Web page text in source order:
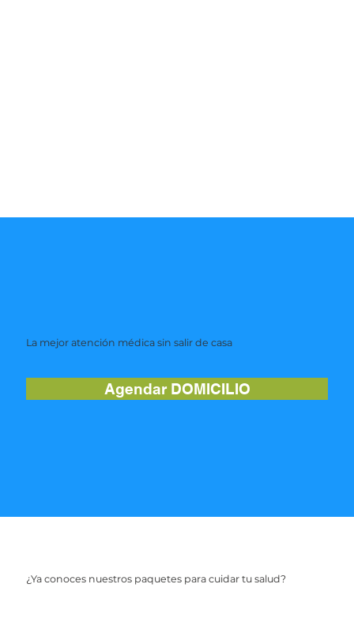
La mejor atención médica sin salir de casa
Agendar DOMICILIO
¿Ya conoces nuestros paquetes para cuidar tu salud?